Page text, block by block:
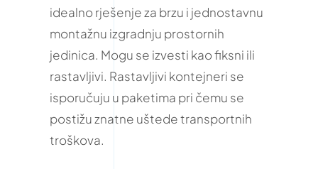
idealno rješenje za brzu i jednostavnu
montažnu izgradnju prostornih
jedinica. Mogu se izvesti kao fiksni ili
rastavljivi. Rastavljivi kontejneri se
isporučuju u paketima pri čemu se
postižu znatne uštede transportnih
troškova.